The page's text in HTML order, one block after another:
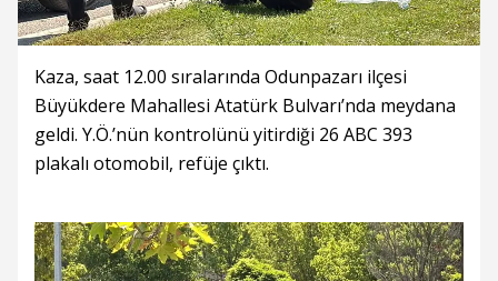
Kaza, saat 12.00 sıralarında Odunpazarı ilçesi
Büyükdere Mahallesi Atatürk Bulvarı’nda meydana
geldi. Y.Ö.’nün kontrolünü yitirdiği 26 ABC 393
plakalı otomobil, refüje çıktı.